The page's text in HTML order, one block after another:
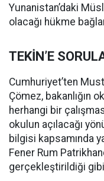
Yunanistan’daki
olacağı hükme
TEKİN’E
Cumhuriyet’ten
Çömez, bakanlığın
herhangi bir
okulun açılacağı
bilgisi kapsamında
Fener Rum
gerçekleştirildiği